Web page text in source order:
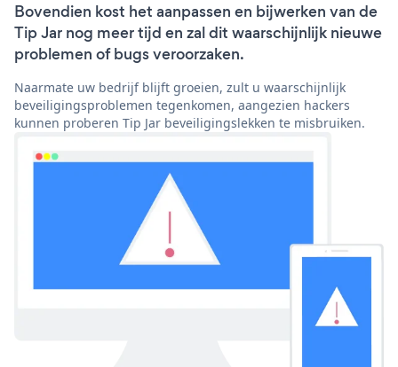
Bovendien kost het aanpassen en bijwerken van de
Tip Jar nog meer tijd en zal dit waarschijnlijk nieuwe
problemen of bugs veroorzaken.
Naarmate uw bedrijf blijft groeien, zult u waarschijnlijk
beveiligingsproblemen tegenkomen, aangezien hackers
kunnen proberen Tip Jar beveiligingslekken te misbruiken.